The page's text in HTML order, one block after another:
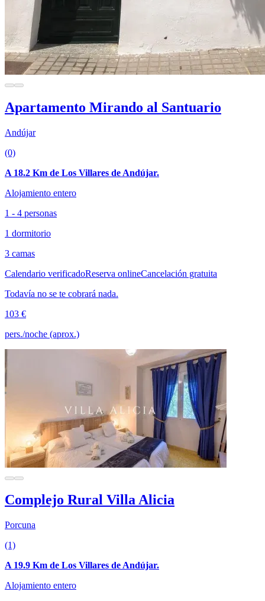
Apartamento Mirando al Santuario
Andújar
(0)
A 18.2 Km de Los Villares de Andújar.
Alojamiento entero
1 - 4 personas
1 dormitorio
3 camas
Calendario verificadoReserva onlineCancelación gratuita
Todavía no se te cobrará nada.
103 €
pers./noche (aprox.)
Complejo Rural Villa Alicia
Porcuna
(1)
A 19.9 Km de Los Villares de Andújar.
Alojamiento entero